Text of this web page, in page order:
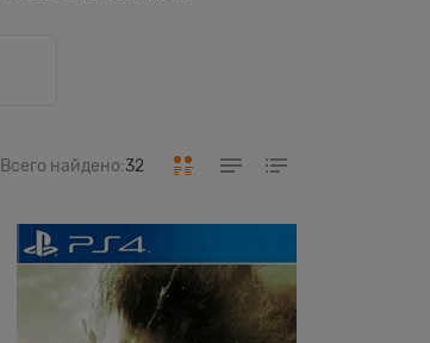
Всего найдено:32